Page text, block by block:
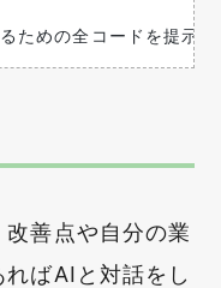
ための全コードを提示
善点や自分の業
ばAIと対話をし